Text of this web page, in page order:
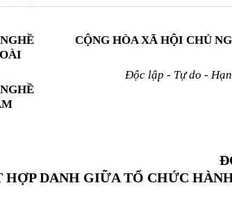
CỘNG HÒA XÃ HỘI CHỦ
Độc lập - Tự do -
HỢP DANH GIỮA TỔ CHỨC